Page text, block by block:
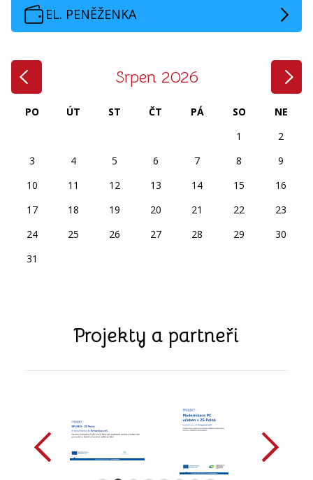
EL. PENĚŽENKA
Srpen 2026
PO ÚT ST ČT PÁ SO
NE
1
2
3
4 5 6 7 8
9
10
11 12 13 14 15
16
17
18 19 20 21 22
23
24
25 26 27 28 29
30
31
Projekty a partneři